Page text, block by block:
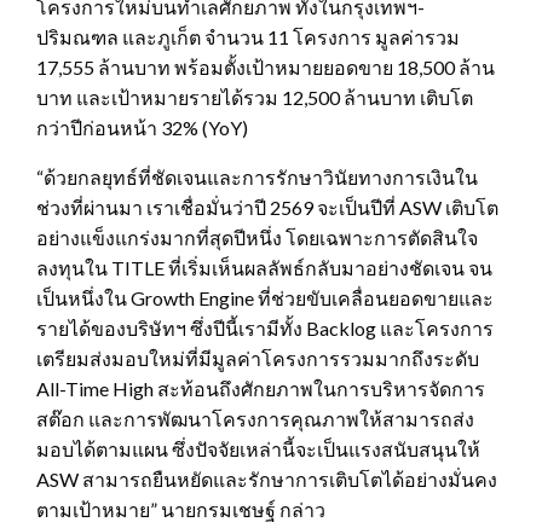
โครงการใหม่บนทำเลศักยภาพ ทั้งในกรุงเทพฯ-
ปริมณฑล และภูเก็ต จำนวน 11 โครงการ มูลค่ารวม
17,555 ล้านบาท พร้อมตั้งเป้าหมายยอดขาย 18,500 ล้าน
บาท และเป้าหมายรายได้รวม 12,500 ล้านบาท เติบโต
กว่าปีก่อนหน้า 32% (YoY)
“ด้วยกลยุทธ์ที่ชัดเจนและการรักษาวินัยทางการเงินใน
ช่วงที่ผ่านมา เราเชื่อมั่นว่าปี 2569 จะเป็นปีที่ ASW เติบโต
อย่างแข็งแกร่งมากที่สุดปีหนึ่ง โดยเฉพาะการตัดสินใจ
ลงทุนใน TITLE ที่เริ่มเห็นผลลัพธ์กลับมาอย่างชัดเจน จน
เป็นหนึ่งใน Growth Engine ที่ช่วยขับเคลื่อนยอดขายและ
รายได้ของบริษัทฯ ซึ่งปีนี้เรามีทั้ง Backlog และโครงการ
เตรียมส่งมอบใหม่ที่มีมูลค่าโครงการรวมมากถึงระดับ
All-Time High สะท้อนถึงศักยภาพในการบริหารจัดการ
สต๊อก และการพัฒนาโครงการคุณภาพให้สามารถส่ง
มอบได้ตามแผน ซึ่งปัจจัยเหล่านี้จะเป็นแรงสนับสนุนให้
ASW สามารถยืนหยัดและรักษาการเติบโตได้อย่างมั่นคง
ตามเป้าหมาย” นายกรมเชษฐ์ กล่าว